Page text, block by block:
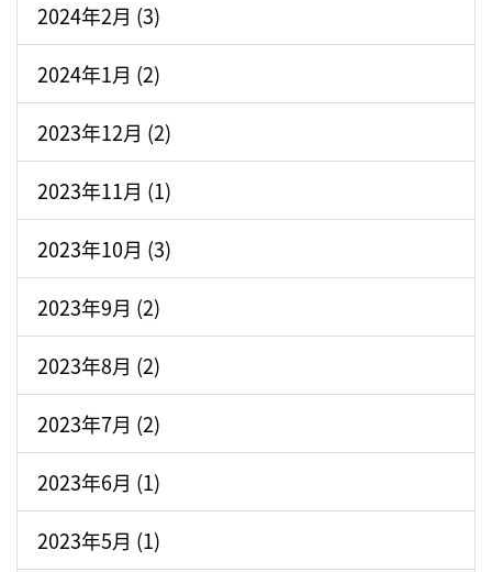
2024年2月 (3)
2024年1月 (2)
2023年12月 (2)
2023年11月 (1)
2023年10月 (3)
2023年9月 (2)
2023年8月 (2)
2023年7月 (2)
2023年6月 (1)
2023年5月 (1)